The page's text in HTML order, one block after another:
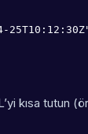
kısa tutun